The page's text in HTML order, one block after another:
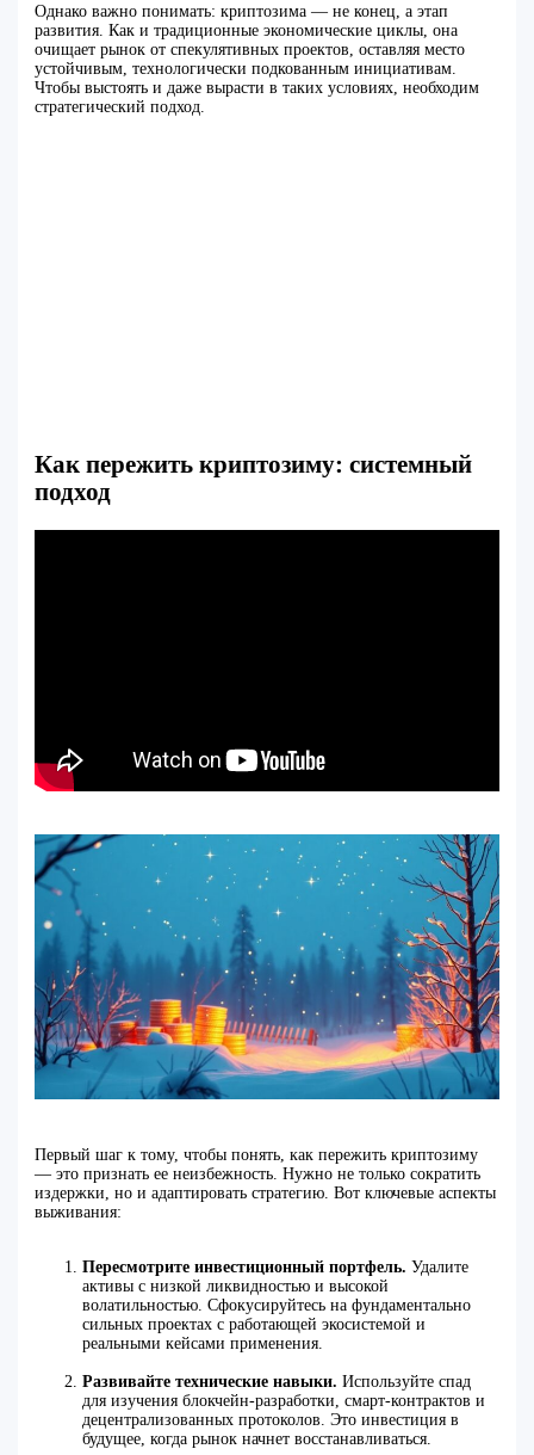
Однако важно понимать: криптозима — не конец, а этап
развития. Как и традиционные экономические циклы, она
очищает рынок от спекулятивных проектов, оставляя место
устойчивым, технологически подкованным инициативам.
Чтобы выстоять и даже вырасти в таких условиях, необходим
стратегический подход.
Как пережить криптозиму: системный
подход
Первый шаг к тому, чтобы понять, как пережить криптозиму
— это признать ее неизбежность. Нужно не только сократить
издержки, но и адаптировать стратегию. Вот ключевые аспекты
выживания:
Пересмотрите инвестиционный портфель. Удалите
активы с низкой ликвидностью и высокой
волатильностью. Сфокусируйтесь на фундаментально
сильных проектах с работающей экосистемой и
реальными кейсами применения.
Развивайте технические навыки. Используйте спад
для изучения блокчейн-разработки, смарт-контрактов и
децентрализованных протоколов. Это инвестиция в
будущее, когда рынок начнет восстанавливаться.